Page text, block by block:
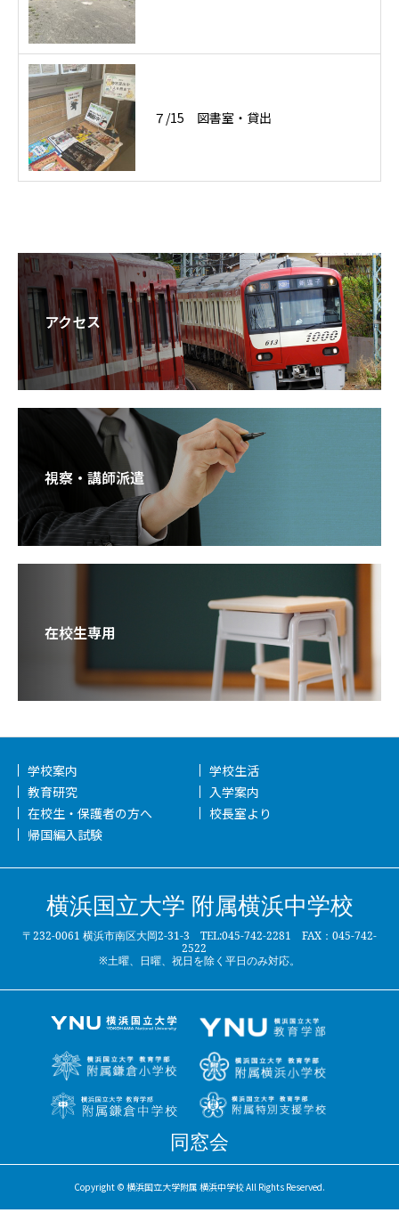
７/15 図書室・貸出
アクセス
視察・講師派遣
在校生専用
学校案内
学校生活
教育研究
入学案内
在校生・保護者の方へ
校長室より
帰国編入試験
横浜国立大学 附属横浜中学校
〒232-0061 横浜市南区大岡2-31-3 TEL:045-742-2281 FAX：045-742-
2522
※土曜、日曜、祝日を除く平日のみ対応。
同窓会
Copyright © 横浜国立大学附属 横浜中学校 All Rights Reserved.